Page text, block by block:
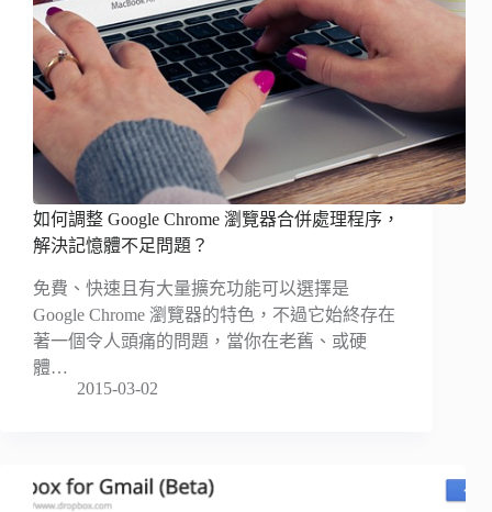
如何調整 Google Chrome 瀏覽器合併處理程序，
解決記憶體不足問題？
免費、快速且有大量擴充功能可以選擇是
Google Chrome 瀏覽器的特色，不過它始終存在
著一個令人頭痛的問題，當你在老舊、或硬
體…
2015-03-02